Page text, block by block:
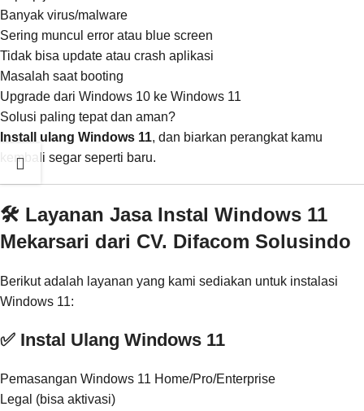
Banyak virus/malware
Sering muncul error atau blue screen
Tidak bisa update atau crash aplikasi
Masalah saat booting
Upgrade dari Windows 10 ke Windows 11
Solusi paling tepat dan aman?
Install ulang Windows 11, dan biarkan perangkat kamu
kembali segar seperti baru.
🛠️ Layanan Jasa Instal Windows 11
Mekarsari dari CV. Difacom Solusindo
Berikut adalah layanan yang kami sediakan untuk instalasi
Windows 11:
✅ Instal Ulang Windows 11
Pemasangan Windows 11 Home/Pro/Enterprise
Legal (bisa aktivasi)